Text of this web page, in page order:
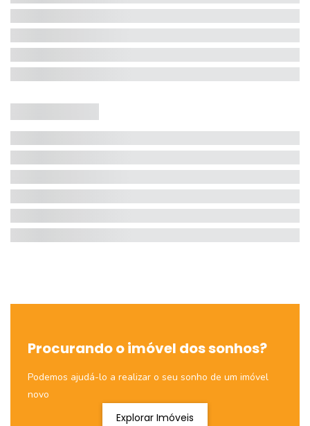
Procurando o imóvel dos sonhos?
Podemos ajudá-lo a realizar o seu sonho de um imóvel
novo
Explorar Imóveis